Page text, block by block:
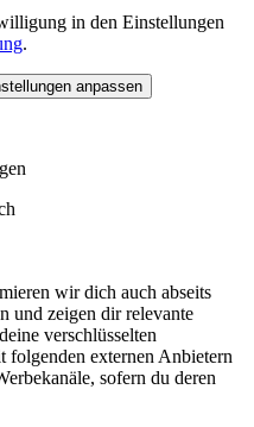
in den Einstellungen
.
anpassen
wir dich auch abseits
und zeigen dir relevante
verschlüsselten
folgenden externen Anbietern
sofern du deren